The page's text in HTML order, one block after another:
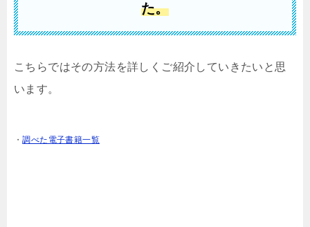
た。
こちらではその方法を詳しくご紹介していきたいと思
います。
・調べた電子書籍一覧